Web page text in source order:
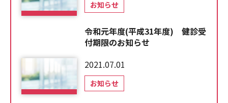
お知らせ
令和元年度(平成31年度) 健診受
付期限のお知らせ
2021.07.01
お知らせ